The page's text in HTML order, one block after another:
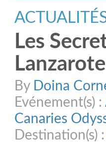
Les
Lanzarote
By Doina
Evénement(s) :
Canaries
Destination(s) :